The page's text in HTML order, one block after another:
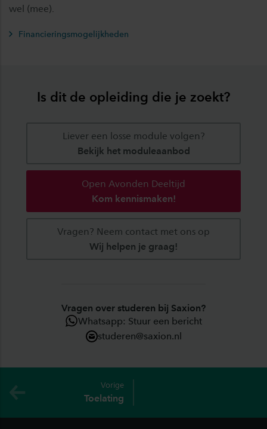
wel (mee).
Financieringsmogelijkheden
Is dit de opleiding die je zoekt?
Liever een losse module volgen?
Bekijk het moduleaanbod
Open Avonden Deeltijd
Kom kennismaken!
Vragen? Neem contact met ons op
Wij helpen je graag!
Vragen over studeren bij Saxion?
Whatsapp: Stuur een bericht
studeren@saxion.nl
Vorige
Toelating